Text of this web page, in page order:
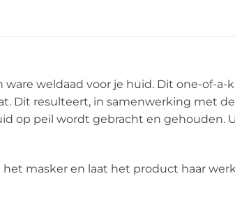
ware weldaad voor je huid. Dit one-of-
Dit resulteert, in samenwerking met
op peil wordt gebracht en gehouden.
masker en laat het product haar